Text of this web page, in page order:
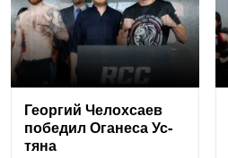
Ге­ор­гий Че­лох­са­ев
по­бедил Ога­неса Ус­
тя­на